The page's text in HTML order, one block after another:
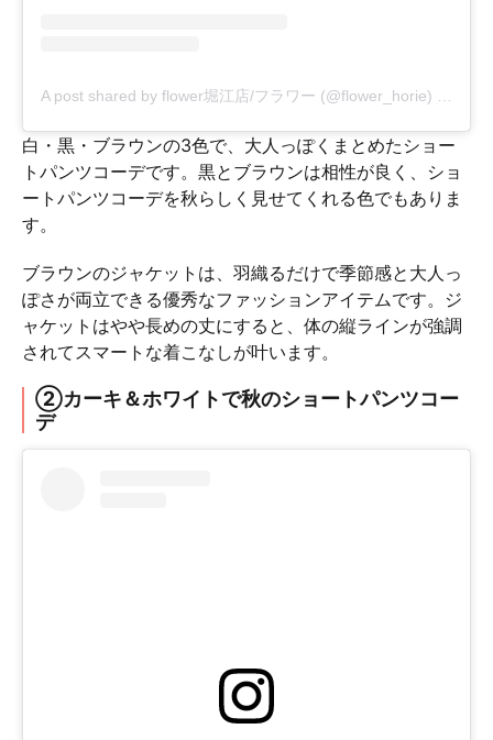
A post shared by flower堀江店/フラワー (@flower_horie)
白・黒・ブラウンの3色で、大人っぽくまとめたショー
トパンツコーデです。黒とブラウンは相性が良く、ショ
ートパンツコーデを秋らしく見せてくれる色でもありま
す。
ブラウンのジャケットは、羽織るだけで季節感と大人っ
ぽさが両立できる優秀なファッションアイテムです。ジ
ャケットはやや長めの丈にすると、体の縦ラインが強調
されてスマートな着こなしが叶います。
②カーキ＆ホワイトで秋のショートパンツコー
デ